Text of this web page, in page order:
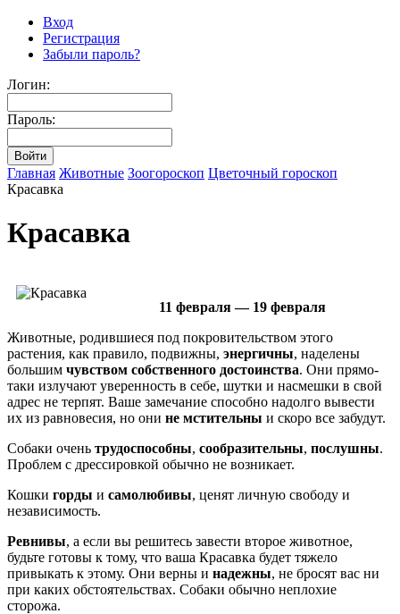
Вход
Регистрация
Забыли пароль?
Логин:
Пароль:
Главная Животные Зоогороскоп Цветочный гороскоп
Красавка
Красавка
11 февраля — 19 февраля
Животные, родившиеся под покровительством этого
растения, как правило, подвижны, энергичны, наделены
большим чувством собственного достоинства. Они прямо-
таки излучают уверенность в себе, шутки и насмешки в свой
адрес не терпят. Ваше замечание способно надолго вывести
их из равновесия, но они не мстительны и скоро все забудут.
Собаки очень трудоспособны, сообразительны, послушны.
Проблем с дрессировкой обычно не возникает.
Кошки горды и самолюбивы, ценят личную свободу и
независимость.
Ревнивы, а если вы решитесь завести второе животное,
будьте готовы к тому, что ваша Красавка будет тяжело
привыкать к этому. Они верны и надежны, не бросят вас ни
при каких обстоятельствах. Собаки обычно неплохие
сторожа.